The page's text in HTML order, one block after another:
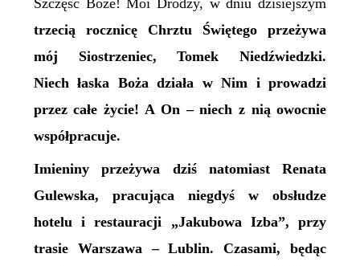
Szczęść Boże! Moi Drodzy, w dniu dzisiejszym
trzeciąrocznicę Chrztu Świętego przeżywa
mój Siostrzeniec, Tomek Niedźwiedzki.
Niech łaska Boża działa w Nim i prowadzi
przez całe życie! A On – niech z nią owocnie
współpracuje.
Imieniny przeżywa dziś natomiast Renata
Gulewska, pracująca niegdyś w obsłudze
hotelu i restauracji „Jakubowa Izba”, przy
trasie Warszawa – Lublin. Czasami, będąc